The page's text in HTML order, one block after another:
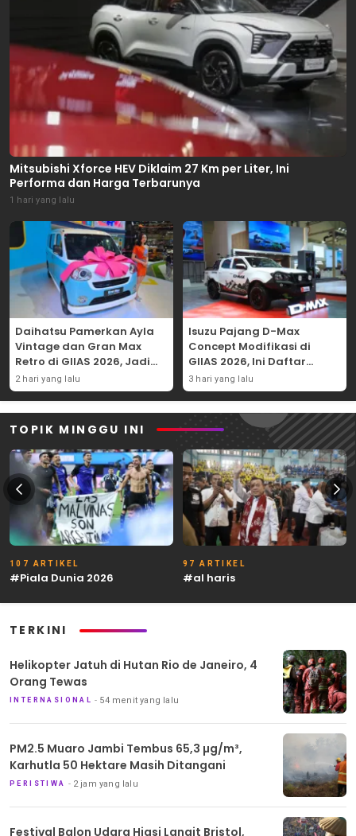
Mitsubishi Xforce HEV Diklaim 27 Km per Liter, Ini
Performa dan Harga Terbarunya
1 hari yang lalu
Daihatsu Pamerkan Ayla
Vintage dan Gran Max
Retro di GIIAS 2026, Jadi
Hadiah Undian
2 hari yang lalu
Isuzu Pajang D-Max
Concept Modifikasi di
GIIAS 2026, Ini Daftar
Ubahannya
3 hari yang lalu
TOPIK MINGGU INI
107 ARTIKEL
#Piala Dunia 2026
97 ARTIKEL
#al haris
TERKINI
Helikopter Jatuh di Hutan Rio de Janeiro, 4
Orang Tewas
INTERNASIONAL 54 menit yang lalu
PM2.5 Muaro Jambi Tembus 65,3 µg/m³,
Karhutla 50 Hektare Masih Ditangani
PERISTIWA 2 jam yang lalu
Festival Balon Udara Hiasi Langit Bristol,